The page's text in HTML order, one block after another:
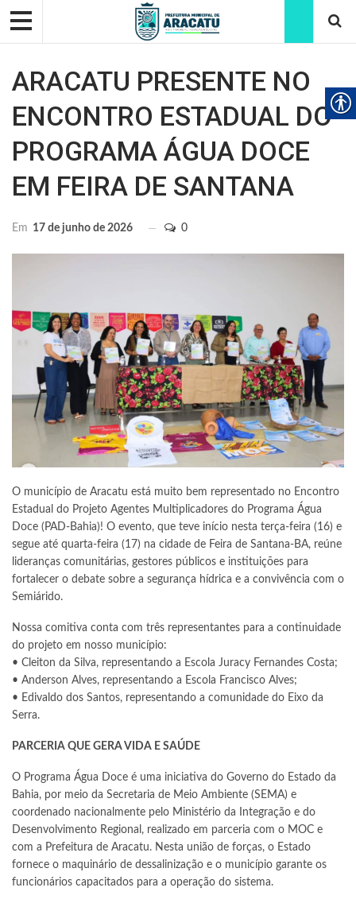
ARACATU PRESENTE NO
ENCONTRO ESTADUAL DO
PROGRAMA ÁGUA DOCE
EM FEIRA DE SANTANA
Em 17 de junho de 2026 0
O município de Aracatu está muito bem representado no Encontro
Estadual do Projeto Agentes Multiplicadores do Programa Água
Doce (PAD-Bahia)! O evento, que teve início nesta terça-feira (16) e
segue até quarta-feira (17) na cidade de Feira de Santana-BA, reúne
lideranças comunitárias, gestores públicos e instituições para
fortalecer o debate sobre a segurança hídrica e a convivência com o
Semiárido.
Nossa comitiva conta com três representantes para a continuidade
do projeto em nosso município:
• Cleiton da Silva, representando a Escola Juracy Fernandes Costa;
• Anderson Alves, representando a Escola Francisco Alves;
• Edivaldo dos Santos, representando a comunidade do Eixo da
Serra.
PARCERIA QUE GERA VIDA E SAÚDE
O Programa Água Doce é uma iniciativa do Governo do Estado da
Bahia, por meio da Secretaria de Meio Ambiente (SEMA) e
coordenado nacionalmente pelo Ministério da Integração e do
Desenvolvimento Regional, realizado em parceria com o MOC e
com a Prefeitura de Aracatu. Nesta união de forças, o Estado
fornece o maquinário de dessalinização e o município garante os
funcionários capacitados para a operação do sistema.